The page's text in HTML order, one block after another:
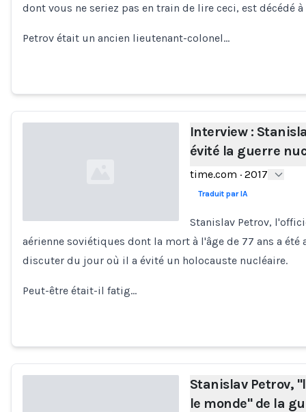
dont vous ne seriez pas en train de lire ceci, est décédé
Petrov était un ancien lieutenant-colonel…
Interview :
évité la guerre
time.com · 2017
Traduit par IA
Stanislav Petrov,
aérienne soviétiques dont la mort à l'âge de 77 ans a été
discuter du jour où il a évité un holocauste nucléaire.
Peut-être était-il fatig…
Stanislav Petrov,
le monde" de la